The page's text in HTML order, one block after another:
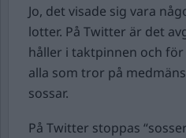
Jo, det visade sig vara
lotter. På Twitter är det
håller i taktpinnen och
alla som tror på
sossar.
På Twitter stoppas